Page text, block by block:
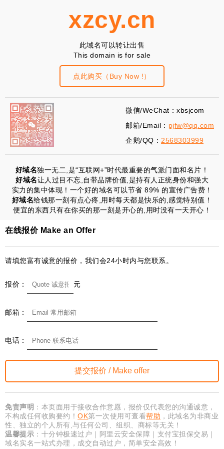
xzcy.cn
此域名可以转让出售
This domain is for sale
点此购买（Buy Now !）
微信/WeChat：xbsjcom
邮箱/Email： pjfw@qq.com
企鹅/QQ： 2568303999
好域名独一无二,是“互联网+”时代最重要的气派门面和名片！
好域名让人过目不忘,自带品牌价值,是持有人正统身份和强大
实力的集中体现！一个好的域名可以节省 89% 的宣传广告费！
好域名给钱那一刻有点心疼,用时每天都是快乐的,感觉特别值！
便宜的东西只有在你买的那一刻是开心的,用时没有一天开心！
在线报价 Make an Offer
请填您富有诚意的报价，我们会24小时内与您联系。
报价： 元
邮箱：
电话：
免责声明 ：本页面用于接收合作意愿，报价仅代表您的沟通诚意，
不构成任何收购要约！ OK第一次使用可查看帮助 ，此域名为非商业
性、独立的个人所有,与任何公司、组织、商标等无关！
温馨提示 ：十分钟极速过户｜阿里云安全保障｜支付宝担保交易｜
域名实名一站式办理，成交自动过户，简单安全高效！